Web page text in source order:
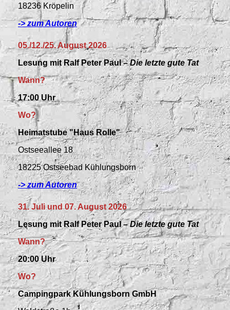
18236 Kröpelin
-> zum Autoren
05./12./25. August 2026
Lesung mit Ralf Peter Paul –Die letzte gute Tat
Wann?
17:00 Uhr
Wo?
Heimatstube "Haus Rolle"
Ostseeallee 18
18225 Ostseebad Kühlungsborn
-> zum Autoren
31. Juli und 07. August 2026
Lesung mit Ralf Peter Paul –Die letzte gute Tat
Wann?
20:00 Uhr
Wo?
Campingpark Kühlungsborn GmbH